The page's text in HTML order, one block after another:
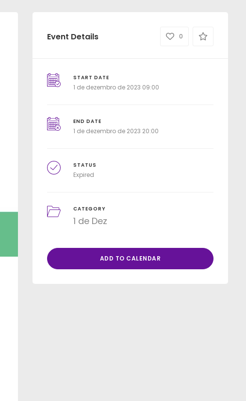
Event Details 0
START DATE
1 de dezembro de 2023 09:00
END DATE
1 de dezembro de 2023 20:00
STATUS
Expired
CATEGORY
1 de Dez
ADD TO CALENDAR